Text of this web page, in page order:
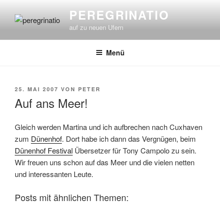
Inhalt
PEREGRINATIO
auf zu neuen Ufern
Menü
VERÖFFENTLICHT
25. MAI 2007 VON PETER
Auf ans Meer!
Gleich werden Martina und ich aufbrechen nach Cuxhaven
zum Dünenhof. Dort habe ich dann das Vergnügen, beim
Dünenhof Festival Übersetzer für Tony Campolo zu sein.
Wir freuen uns schon auf das Meer und die vielen netten
und interessanten Leute.
Posts mit ähnlichen Themen: